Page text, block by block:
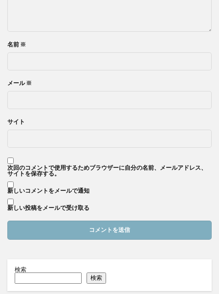
名前 ※
メール※
サイト
次回のコメントで使用するためブラウザーに自分の名前、メールアドレス、
サイトを保存する。
新しいコメントをメールで通知
新しい投稿をメールで受け取る
検索
検索